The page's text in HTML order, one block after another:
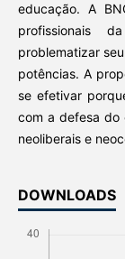
educação. A
profissionais
problematizar
potências. A
se efetivar
com a defesa do
neoliberais e
DOWNLOADS